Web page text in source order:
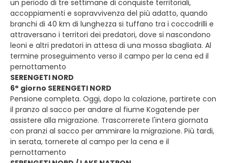
un periodo di tre settimane di conquiste territoriali,
accoppiamenti e sopravvivenza del più adatto, quando
branchi di 40 km di lunghezza si tuffano tra i coccodrilli e
attraversano i territori dei predatori, dove si nascondono
leoni e altri predatori in attesa di una mossa sbagliata. Al
termine proseguimento verso il campo per la cena ed il
pernottamento
SERENGETI NORD
6° giorno SERENGETI NORD
Pensione completa. Oggi, dopo la colazione, partirete con
il pranzo al sacco per andare al fiume Kogatende per
assistere alla migrazione. Trascorrerete l'intera giornata
con pranzi al sacco per ammirare la migrazione. Più tardi,
in serata, tornerete al campo per la cena e il
pernottamento